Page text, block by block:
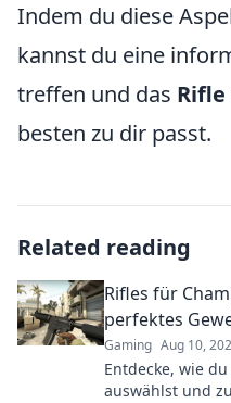
Indem du diese
kannst du eine
treffen und das Rifle
besten zu dir passt.
Related reading
Rifles für
perfektes
Gaming Aug 10,
Entdecke, wie
auswählst und